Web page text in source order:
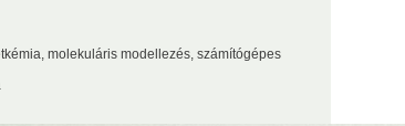
molekuláris modellezés, számítógépes